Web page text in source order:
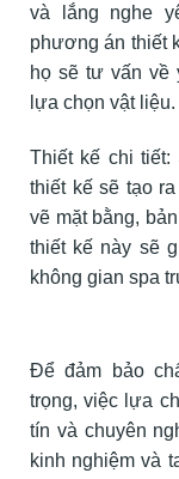
và lắng nghe
phương án thiết
họ sẽ tư vấn về
lựa chọn vật liệu.
Thiết kế chi
thiết kế sẽ tạo
vẽ mặt bằng,
thiết kế này sẽ
không gian spa
Để đảm bảo
trọng, việc lựa
tín và chuyên
kinh nghiệm và